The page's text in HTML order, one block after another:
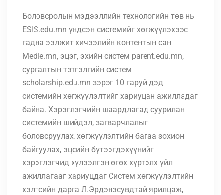
Боловсролын мэдээллийн технологийн төв нь
ESIS.edu.mn үндсэн системийг хөгжүүлэхээс
гадна ээлжит хичээлийн контентын сан
Medle.mn, эцэг, эхийн систем parent.edu.mn,
сургалтын тэтгэлгийн систем
scholarship.edu.mn зэрэг 10 гаруй дэд
системийн хөгжүүлэлтийг хариуцан ажилладаг
байна. Хэрэглэгчийн шаардлагад суурилан
системийн шийдэл, загварчлалыг
боловсруулах, хөгжүүлэлтийн багаа зохион
байгуулах, эцсийн бүтээгдэхүүнийг
хэрэглэгчид хүлээлгэн өгөх хүртэлх үйл
ажиллагааг хариуцдаг Систем хөгжүүлэлтийн
хэлтсийн дарга Л.Эрдэнэсувдтай ярилцаж,